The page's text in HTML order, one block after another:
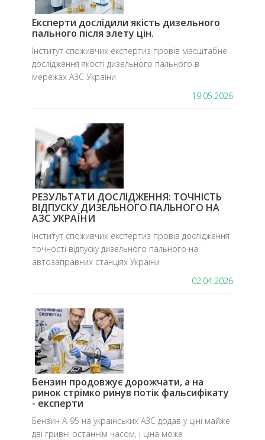
Експерти дослідили якість дизельного
пального після злету цін.
​Інститут споживчих експертиз провів масштабне
дослідження якості дизельного пального в
мережах АЗС України
19.05.2026
РЕЗУЛЬТАТИ ДОСЛІДЖЕННЯ: ТОЧНІСТЬ
ВІДПУСКУ ДИЗЕЛЬНОГО ПАЛЬНОГО НА
АЗС УКРАЇНИ
Інститут споживчих експертиз провів дослідження
точності відпуску дизельного пального на
автозаправних станціях України
02.04.2026
Бензин продовжує дорожчати, а на
ринок стрімко ринув потік фальсифікату
- експерти
Бензин А-95 на українських АЗС додав у ціні майже
дві гривні останнім часом, і ціна може